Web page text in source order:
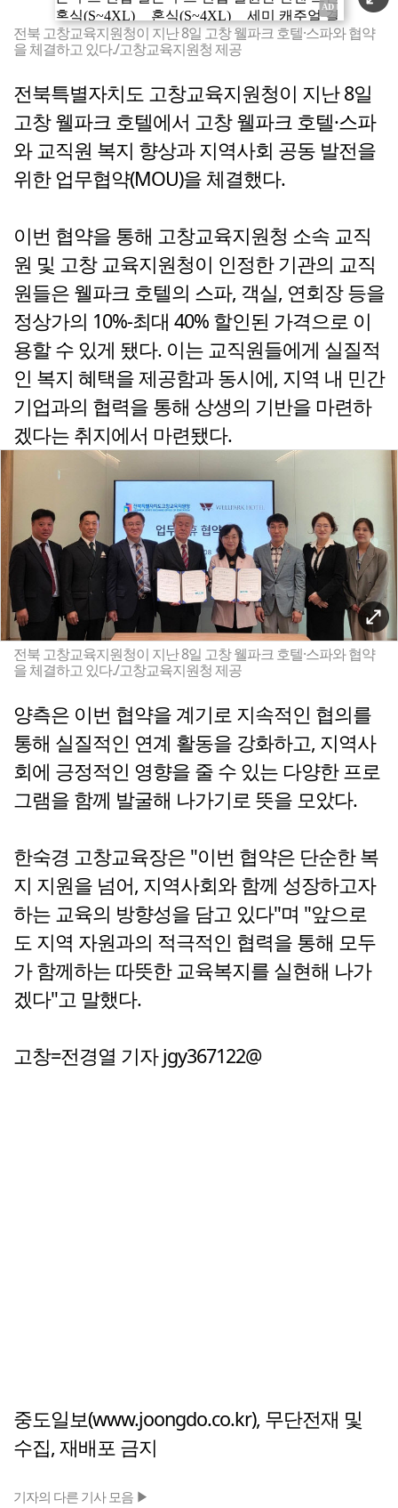
전북 고창교육지원청이 지난 8일 고창 웰파크 호텔·스파와 협약
을 체결하고 있다./고창교육지원청 제공
전북특별자치도 고창교육지원청이 지난 8일
고창 웰파크 호텔에서 고창 웰파크 호텔·스파
와 교직원 복지 향상과 지역사회 공동 발전을
위한 업무협약(MOU)을 체결했다.
이번 협약을 통해 고창교육지원청 소속 교직
원 및 고창 교육지원청이 인정한 기관의 교직
원들은 웰파크 호텔의 스파, 객실, 연회장 등을
정상가의 10%-최대 40% 할인된 가격으로 이
용할 수 있게 됐다. 이는 교직원들에게 실질적
인 복지 혜택을 제공함과 동시에, 지역 내 민간
기업과의 협력을 통해 상생의 기반을 마련하
겠다는 취지에서 마련됐다.
전북 고창교육지원청이 지난 8일 고창 웰파크 호텔·스파와 협약
을 체결하고 있다./고창교육지원청 제공
양측은 이번 협약을 계기로 지속적인 협의를
통해 실질적인 연계 활동을 강화하고, 지역사
회에 긍정적인 영향을 줄 수 있는 다양한 프로
그램을 함께 발굴해 나가기로 뜻을 모았다.
한숙경 고창교육장은 "이번 협약은 단순한 복
지 지원을 넘어, 지역사회와 함께 성장하고자
하는 교육의 방향성을 담고 있다"며 "앞으로
도 지역 자원과의 적극적인 협력을 통해 모두
가 함께하는 따뜻한 교육복지를 실현해 나가
겠다"고 말했다.
고창=전경열 기자 jgy367122@
중도일보(www.joongdo.co.kr), 무단전재 및
수집, 재배포 금지
기자의 다른 기사 모음 ▶